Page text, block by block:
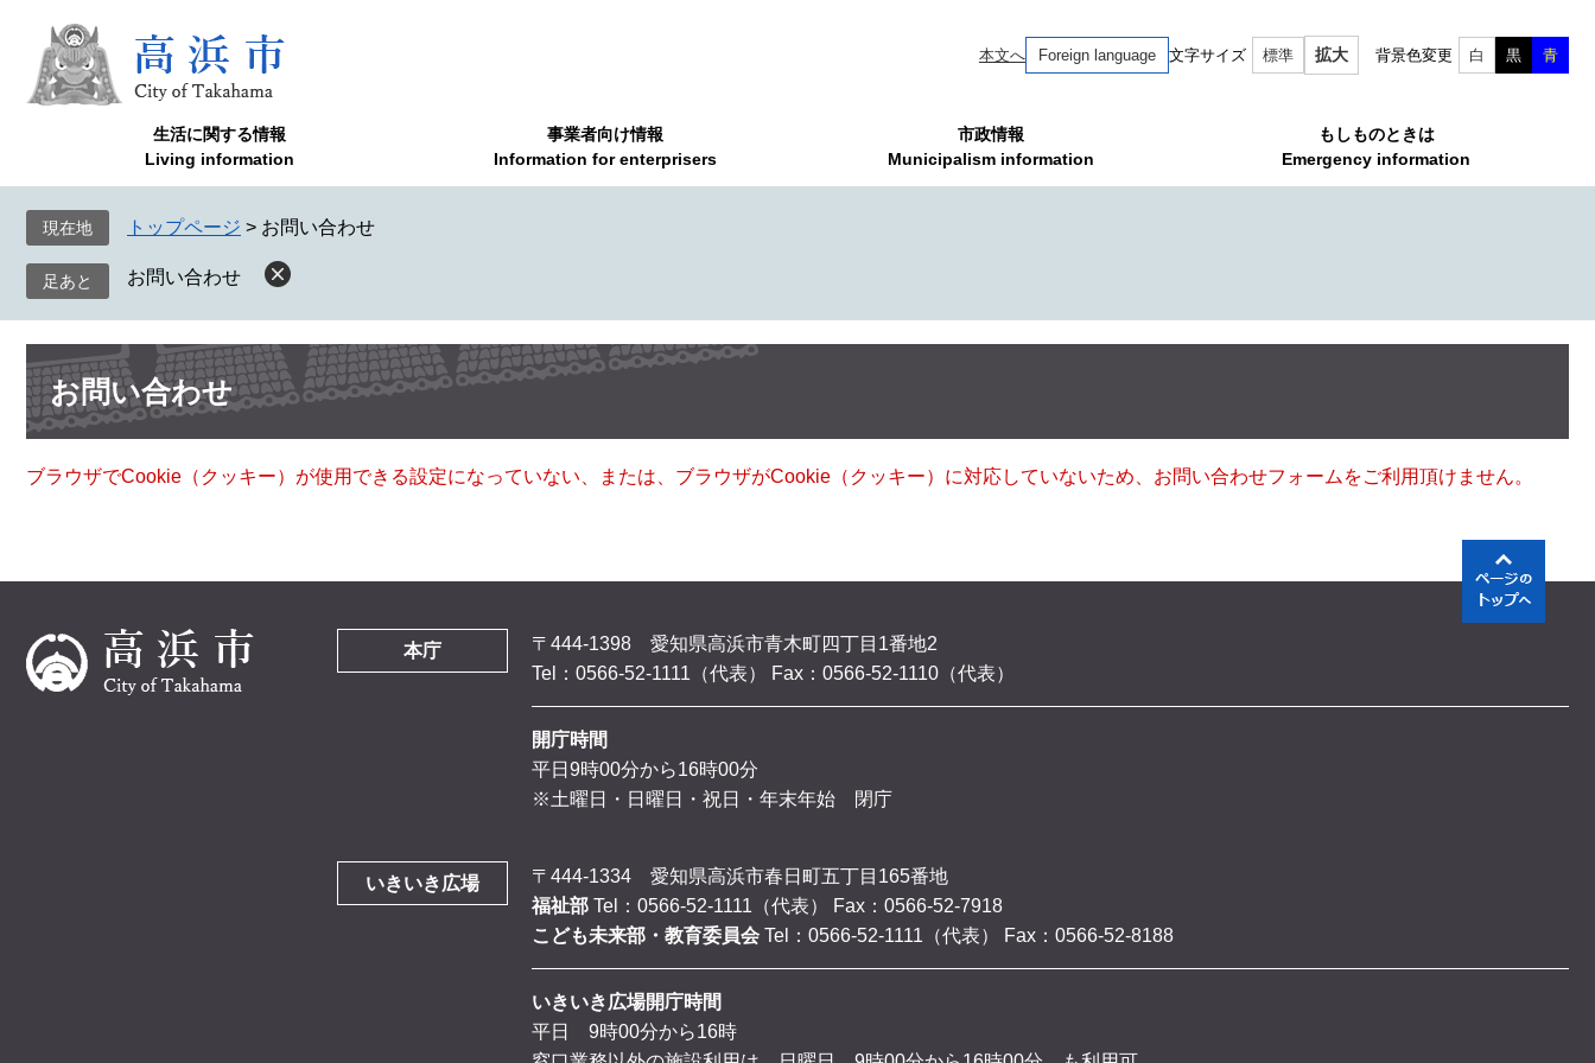
で
ば
へ
本文へ Foreign language 文字サイズ 標準 拡大 背景色変更 白 黒 青
生活に関する情報
Living information
事業者向け情報
Information for enterprisers
市政情報
Municipalism information
もしものときは
Emergency information
現在地 トップページ > お問い合わせ
お問い合わせ
本
文 お問い合わせ
ブラウザでCookie（クッキー）が使用できる設定になっていない、または、ブラウザがCookie（クッキー）に対応していないため、お問い合わせフォームをご利用頂けません。
本庁
〒444-1398 愛知県高浜市青木町四丁目1番地2
Tel：0566-52-1111（代表）
Fax：0566-52-1110（代表）
開庁時間
平日9時00分から16時00分
※土曜日・日曜日・祝日・年末年始 閉庁
いきいき広場
〒444-1334 愛知県高浜市春日町五丁目165番地
福祉部 Tel：0566-52-1111（代表）
Fax：0566-52-7918
こども未来部・教育委員会 Tel：0566-52-1111（代表） Fax：0566-52-8188
いきいき広場開庁時間
平日 9時00分から16時